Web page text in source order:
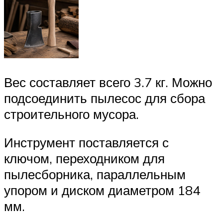
Вес составляет всего 3.7 кг. Можно
подсоединить пылесос для сбора
строительного мусора.
Инструмент поставляется с
ключом, переходником для
пылесборника, параллельным
упором и диском диаметром 184
мм.